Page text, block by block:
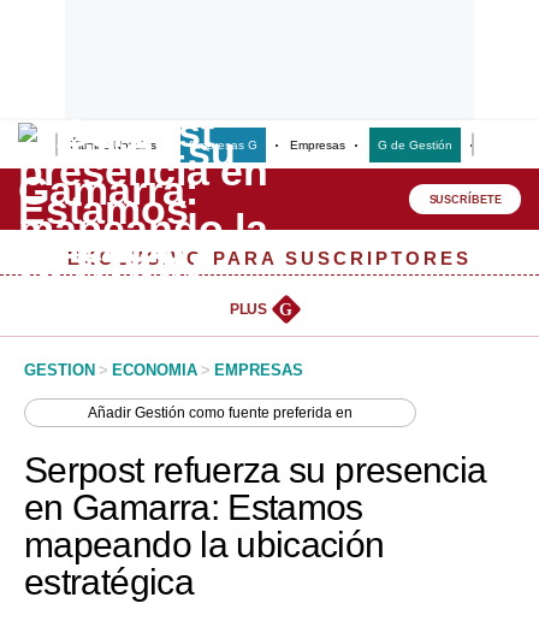
Últimas Noticias Empresas G Empresas G de Gestión
Lo último
Peru Quiosco
Management & Empleo
Perú
Política
Tu Dinero
SUSCRÍBETE
EXCLUSIVO PARA SUSCRIPTORES
PLUS G
GESTION > ECONOMIA > EMPRESAS
AñadirGestión como fuente preferida en
Serpost refuerza su presencia
en Gamarra: Estamos
mapeando la ubicación
estratégica